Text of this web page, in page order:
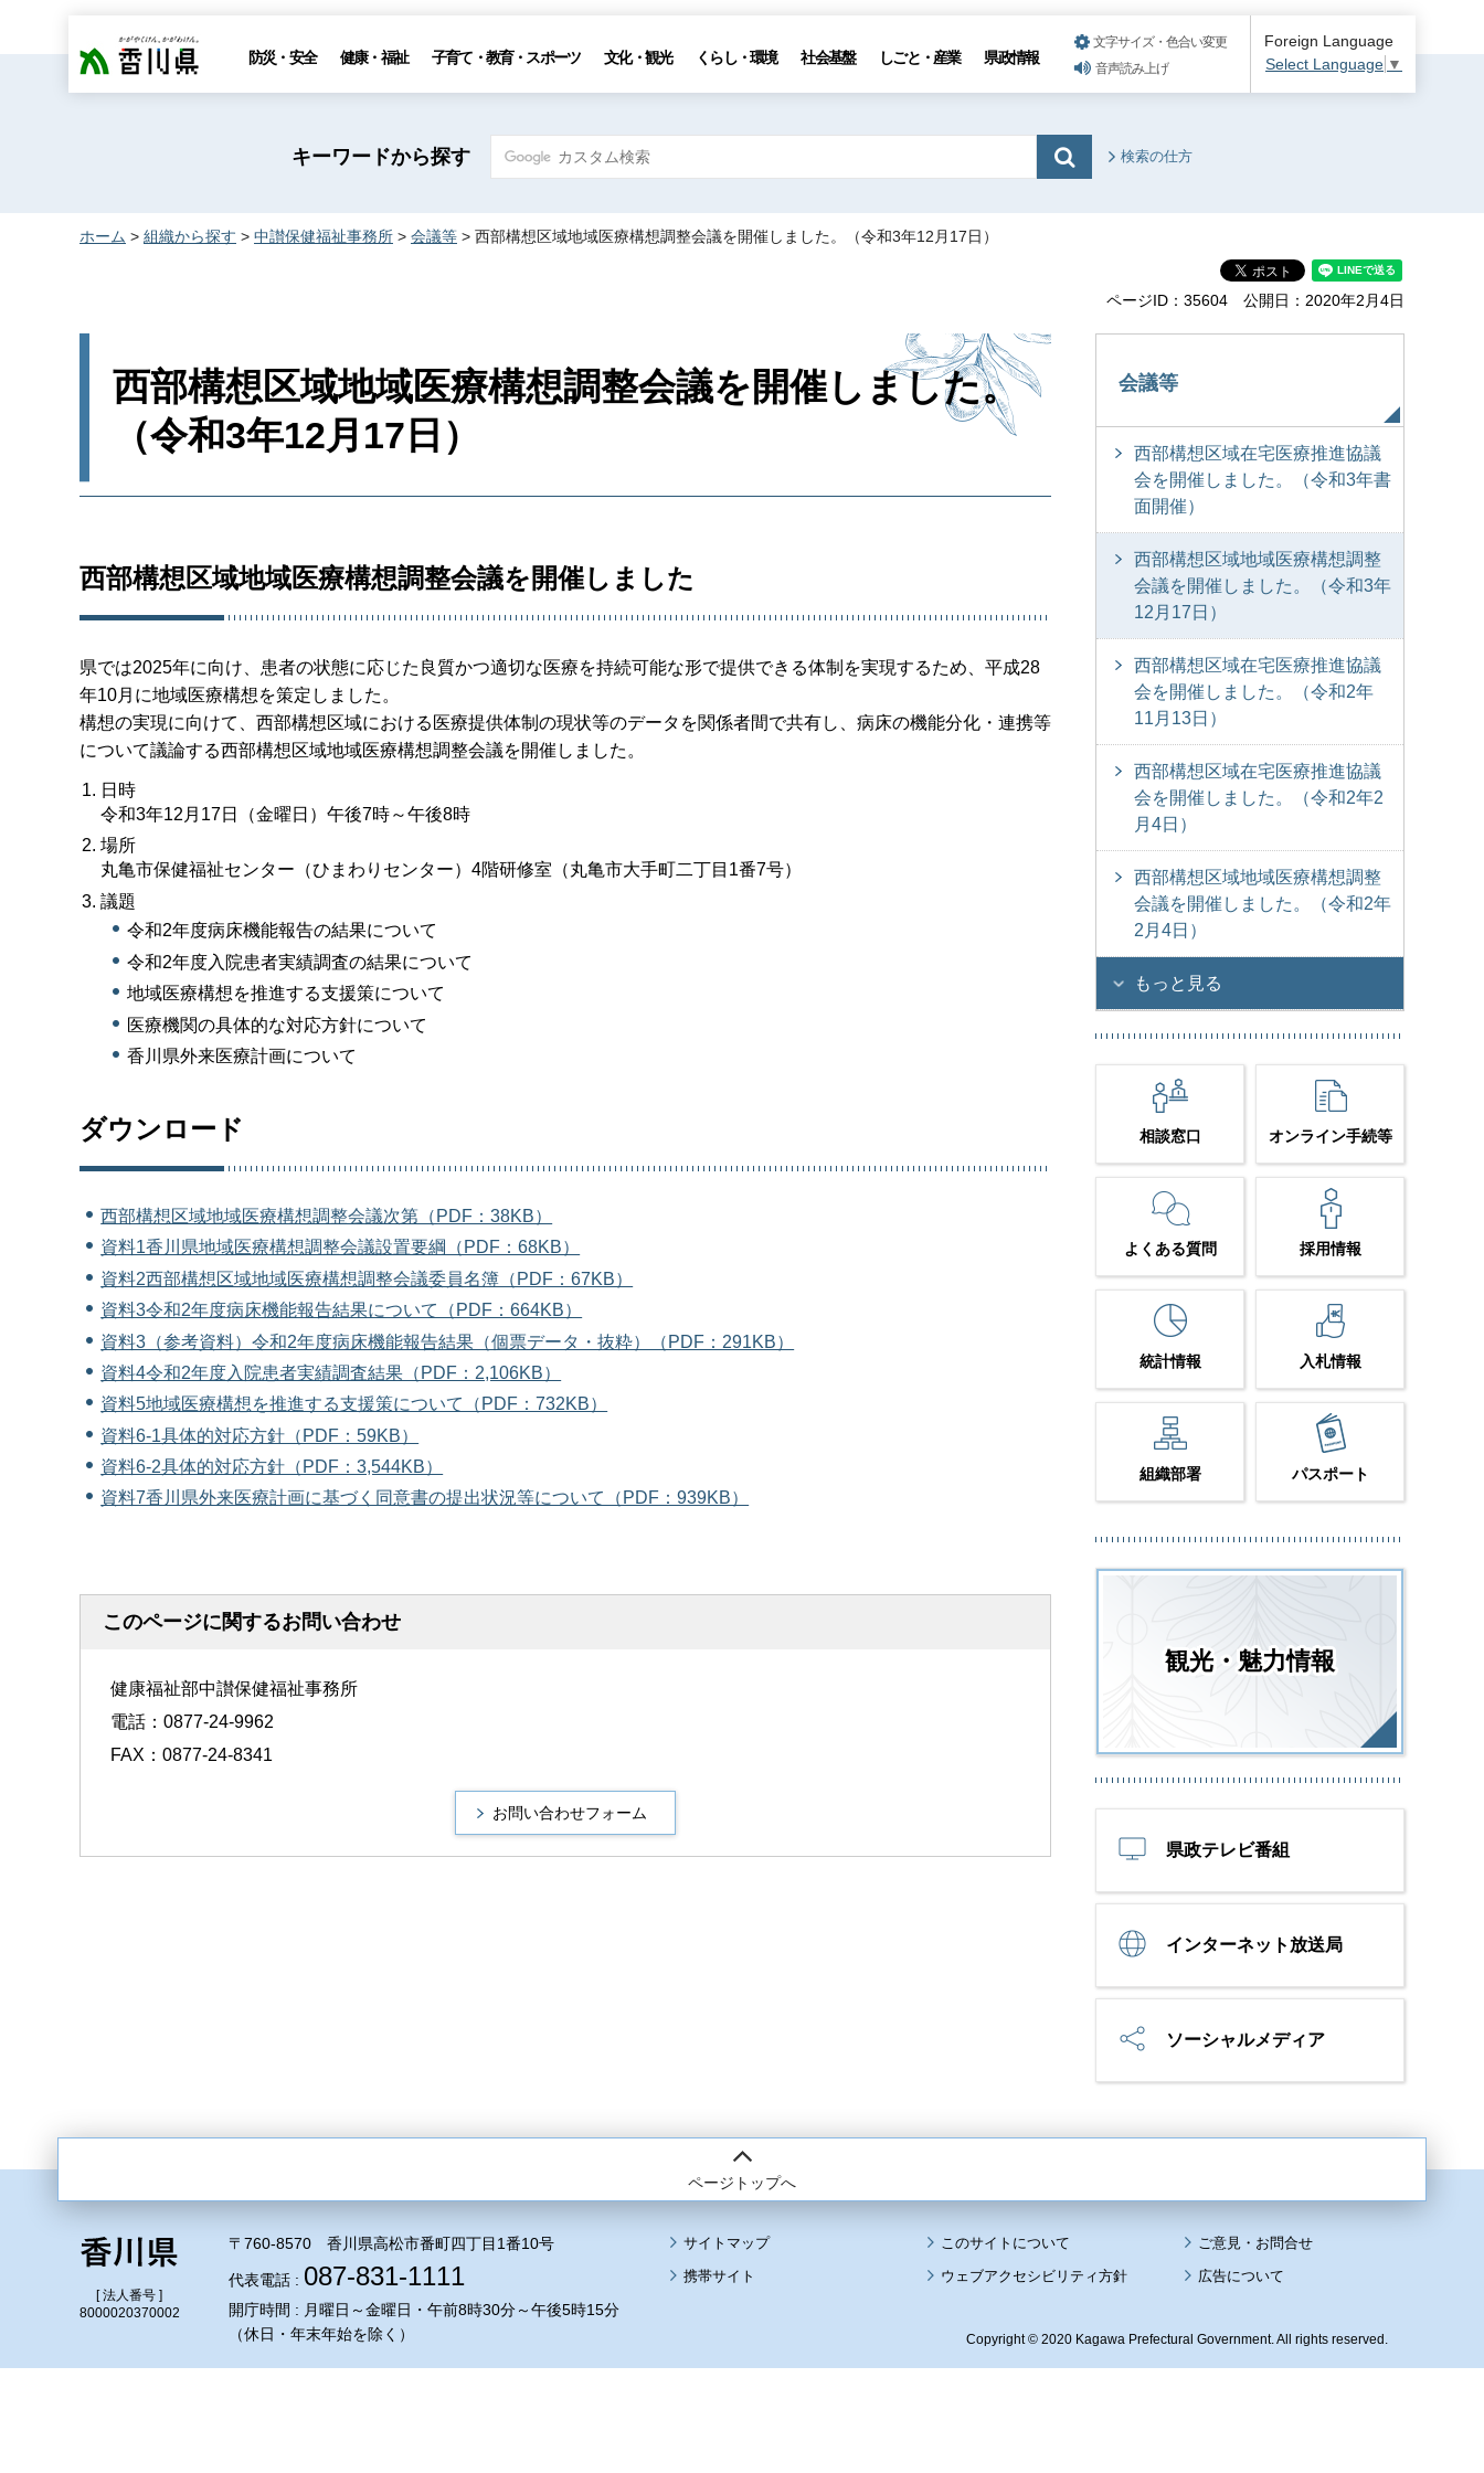
香川県 防災・安全 健康・福祉 子育て・教育・スポーツ 文化・観光 くらし・環境 社会基盤 しごと・産業 県政情報
文字サイズ・色合い変更
音声読み上げ
Foreign Language
Select Language ▼
キーワードから探す 検索の仕方
ホーム > 組織から探す > 中讃保健福祉事務所 > 会議等 > 西部構想区域地域医療構想調整会議を開催しました。（令和3年12月17日）
ページID：35604 公開日：2020年2月4日
西部構想区域地域医療構想調整会議を開催しました。
（令和3年12月17日）
西部構想区域地域医療構想調整会議を開催しました
県では2025年に向け、患者の状態に応じた良質かつ適切な医療を持続可能な形で提供できる体制を実現するため、平成28
年10月に地域医療構想を策定しました。
構想の実現に向けて、西部構想区域における医療提供体制の現状等のデータを関係者間で共有し、病床の機能分化・連携等
について議論する西部構想区域地域医療構想調整会議を開催しました。
日時
令和3年12月17日（金曜日）午後7時～午後8時
場所
丸亀市保健福祉センター（ひまわりセンター）4階研修室（丸亀市大手町二丁目1番7号）
議題
令和2年度病床機能報告の結果について
令和2年度入院患者実績調査の結果について
地域医療構想を推進する支援策について
医療機関の具体的な対応方針について
香川県外来医療計画について
ダウンロード
西部構想区域地域医療構想調整会議次第（PDF：38KB）
資料1香川県地域医療構想調整会議設置要綱（PDF：68KB）
資料2西部構想区域地域医療構想調整会議委員名簿（PDF：67KB）
資料3令和2年度病床機能報告結果について（PDF：664KB）
資料3（参考資料）令和2年度病床機能報告結果（個票データ・抜粋）（PDF：291KB）
資料4令和2年度入院患者実績調査結果（PDF：2,106KB）
資料5地域医療構想を推進する支援策について（PDF：732KB）
資料6-1具体的対応方針（PDF：59KB）
資料6-2具体的対応方針（PDF：3,544KB）
資料7香川県外来医療計画に基づく同意書の提出状況等について（PDF：939KB）
このページに関するお問い合わせ
健康福祉部中讃保健福祉事務所
電話：0877-24-9962
FAX：0877-24-8341
会議等
西部構想区域在宅医療推進協議
会を開催しました。（令和3年書
面開催）
西部構想区域地域医療構想調整
会議を開催しました。（令和3年
12月17日）
西部構想区域在宅医療推進協議
会を開催しました。（令和2年
11月13日）
西部構想区域在宅医療推進協議
会を開催しました。（令和2年2
月4日）
西部構想区域地域医療構想調整
会議を開催しました。（令和2年
2月4日）
もっと見る
相談窓口 オンライン手続等
よくある質問 採用情報
統計情報 入札情報
組織部署 パスポート
観光・魅力情報
県政テレビ番組
インターネット放送局
ソーシャルメディア
ページトップへ
[ 法人番号 ]
8000020370002
〒760-8570 香川県高松市番町四丁目1番10号
代表電話 : 087-831-1111
開庁時間 : 月曜日～金曜日・午前8時30分～午後5時15分
（休日・年末年始を除く）
サイトマップ
このサイトについて
携帯サイト
ウェブアクセシビリティ方針 広告について
Copyright © 2020 Kagawa Prefectural Government. All rights reserved.